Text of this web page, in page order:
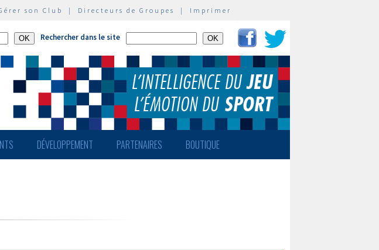
son Club | Directeurs de Groupes | Imprimer
Rechercher dans le site
DÉVELOPPEMENT PARTENAIRES BOUTIQUE